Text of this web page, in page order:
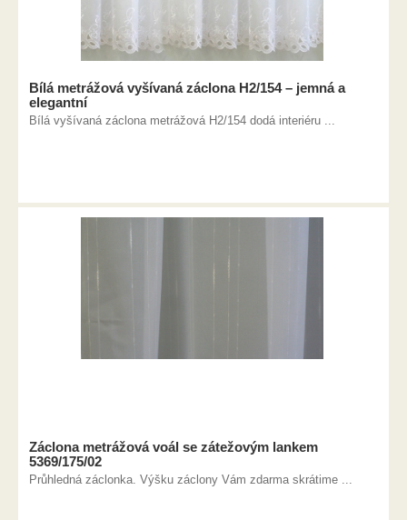
Bílá metrážová vyšívaná záclona H2/154 – jemná a
elegantní
Bílá vyšívaná záclona metrážová H2/154 dodá interiéru ...
Záclona metrážová voál se zátežovým lankem
5369/175/02
Průhledná záclonka. Výšku záclony Vám zdarma skrátime ...